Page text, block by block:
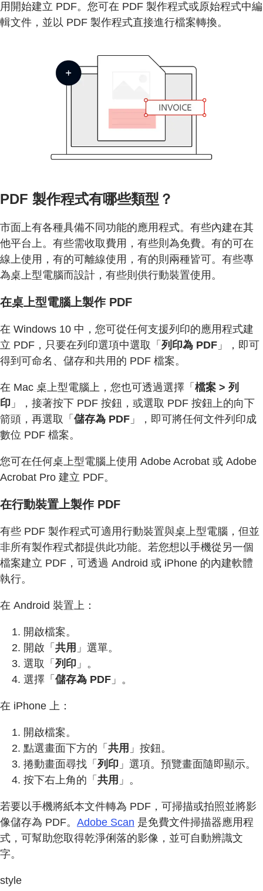
用開始建立 PDF。您可在 PDF 製作程式或原始程式中編
輯文件，並以 PDF 製作程式直接進行檔案轉換。
PDF 製作程式有哪些類型？
市面上有各種具備不同功能的應用程式。有些內建在其
他平台上。有些需收取費用，有些則為免費。有的可在
線上使用，有的可離線使用，有的則兩種皆可。有些專
為桌上型電腦而設計，有些則供行動裝置使用。
在桌上型電腦上製作 PDF
在 Windows 10 中，您可從任何支援列印的應用程式建
立 PDF，只要在列印選項中選取「 列印為 PDF 」，即可
得到可命名、儲存和共用的 PDF 檔案。
在 Mac 桌上型電腦上，您也可透過選擇「 檔案 > 列
印 」，接著按下 PDF 按鈕，或選取 PDF 按鈕上的向下
箭頭，再選取「 儲存為 PDF 」，即可將任何文件列印成
數位 PDF 檔案。
您可在任何桌上型電腦上使用 Adobe Acrobat 或 Adobe
Acrobat Pro 建立 PDF。
在行動裝置上製作 PDF
有些 PDF 製作程式可適用行動裝置與桌上型電腦，但並
非所有製作程式都提供此功能。若您想以手機從另一個
檔案建立 PDF，可透過 Android 或 iPhone 的內建軟體
執行。
在 Android 裝置上：
開啟檔案。
開啟「 共用 」選單。
選取「 列印 」。
選擇「 儲存為 PDF 」。
在 iPhone 上：
開啟檔案。
點選畫面下方的「 共用 」按鈕。
捲動畫面尋找「 列印 」選項。預覽畫面隨即顯示。
按下右上角的「 共用 」。
若要以手機將紙本文件轉為 PDF，可掃描或拍照並將影
像儲存為 PDF。 Adobe Scan 是免費文件掃描器應用程
式，可幫助您取得乾淨俐落的影像，並可自動辨識文
字。
style